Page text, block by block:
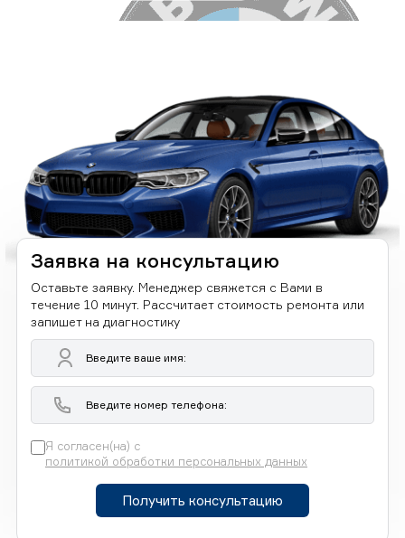
Заявка на консультацию
Оставьте заявку. Менеджер свяжется с Вами в
течение 10 минут. Рассчитает стоимость ремонта или
запишет на диагностику
Я согласен(на) с
политикой обработки персональных данных
Получить консультацию